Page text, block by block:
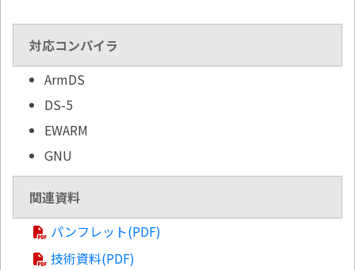
対応コンパイラ
ArmDS
DS-5
EWARM
GNU
関連資料
パンフレット(PDF)
技術資料(PDF)